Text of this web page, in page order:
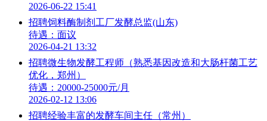
2026-06-22 15:41
招聘饲料酶制剂工厂发酵总监(山东)
待遇：面议
2026-04-21 13:32
招聘微生物发酵工程师（熟悉基因改造和大肠杆菌工艺
优化，郑州）
待遇：20000-25000元/月
2026-02-12 13:06
招聘经验丰富的发酵车间主任（常州）